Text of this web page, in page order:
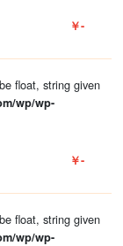
￥-
float, string given
wp/wp-
￥-
float, string given
wp/wp-